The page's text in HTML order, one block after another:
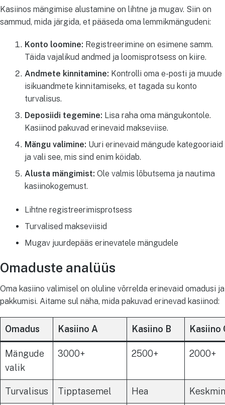
Kasiinos mängimise alustamine on lihtne ja mugav. Siin on
sammud, mida järgida, et pääseda oma lemmikmängudeni:
Konto loomine: Registreerimine on esimene samm.
Täida vajalikud andmed ja loomisprotsess on kiire.
Andmete kinnitamine: Kontrolli oma e-posti ja muude
isikuandmete kinnitamiseks, et tagada su konto
turvalisus.
Deposiidi tegemine: Lisa raha oma mängukontole.
Kasiinod pakuvad erinevaid makseviise.
Mängu valimine: Uuri erinevaid mängude kategooriaid
ja vali see, mis sind enim köidab.
Alusta mängimist: Ole valmis lõbutsema ja nautima
kasiinokogemust.
Lihtne registreerimisprotsess
Turvalised makseviisid
Mugav juurdepääs erinevatele mängudele
Omaduste analüüs
Oma kasiino valimisel on oluline võrrelda erinevaid omadusi ja
pakkumisi. Aitame sul näha, mida pakuvad erinevad kasiinod:
Omadus Kasiino A Kasiino B Kasiino
Mängude
valik
3000+ 2500+ 2000+
Turvalisus Tipptasemel Hea